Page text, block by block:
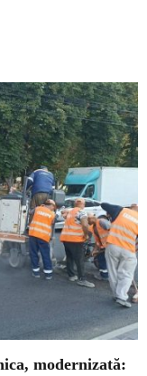
modernizată: